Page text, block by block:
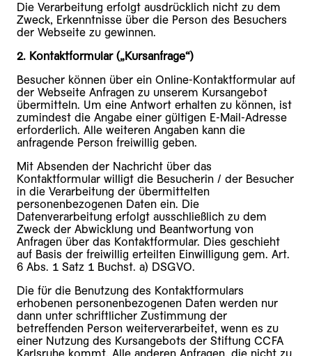
Die Verarbeitung erfolgt ausdrücklich nicht zu dem
Zweck, Erkenntnisse über die Person des Besuchers
der Webseite zu gewinnen.
2. Kontaktformular („Kursanfrage“)
Besucher können über ein Online-Kontaktformular auf
der Webseite Anfragen zu unserem Kursangebot
übermitteln. Um eine Antwort erhalten zu können, ist
zumindest die Angabe einer gültigen E-Mail-Adresse
erforderlich. Alle weiteren Angaben kann die
anfragende Person freiwillig geben.
Mit Absenden der Nachricht über das
Kontaktformular willigt die Besucherin / der Besucher
in die Verarbeitung der übermittelten
personenbezogenen Daten ein. Die
Datenverarbeitung erfolgt ausschließlich zu dem
Zweck der Abwicklung und Beantwortung von
Anfragen über das Kontaktformular. Dies geschieht
auf Basis der freiwillig erteilten Einwilligung gem. Art.
6 Abs. 1 Satz 1 Buchst. a) DSGVO.
Die für die Benutzung des Kontaktformulars
erhobenen personenbezogenen Daten werden nur
dann unter schriftlicher Zustimmung der
betreffenden Person weiterverarbeitet, wenn es zu
einer Nutzung des Kursangebots der Stiftung CCFA